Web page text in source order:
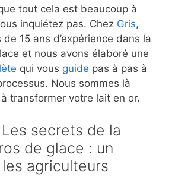
tout cela est beaucoup à
inquiétez pas. Chez Gris,
15 ans d’expérience dans la
et nous avons élaboré une
qui vous guide pas à pas à
Nous sommes là
transformer votre lait en or.
secrets de la
de glace : un
agriculteurs